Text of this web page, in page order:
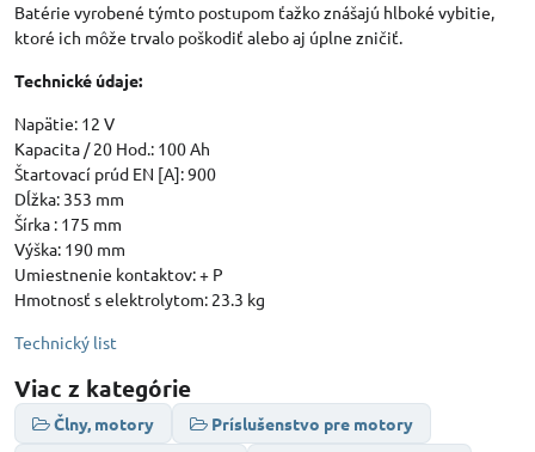
Batérie vyrobené týmto postupom ťažko znášajú hlboké vybitie,
ktoré ich môže trvalo poškodiť alebo aj úplne zničiť.
Technické údaje:
Napätie: 12 V
Kapacita / 20 Hod.: 100 Ah
Štartovací prúd EN [A]: 900
Dĺžka: 353 mm
Šírka : 175 mm
Výška: 190 mm
Umiestnenie kontaktov: + P
Hmotnosť s elektrolytom: 23.3 kg
Technický list
Viac z kategórie
Člny, motory
Príslušenstvo pre motory